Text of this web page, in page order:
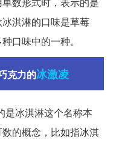
淇淋的口味是草莓
口味中的一种。
克力的冰激凌
是冰淇淋这个名称本
的概念，比如指冰淇